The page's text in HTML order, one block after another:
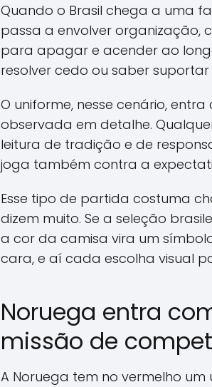
Quando o Brasil chega a uma
passa a envolver organização,
para apagar e acender ao
resolver cedo ou saber
O uniforme, nesse cenário,
observada em detalhe.
leitura de tradição e de
joga também contra a
Esse tipo de partida costuma
dizem muito. Se a seleção
a cor da camisa vira um
cara, e aí cada escolha visual
Noruega entra
missão de
A Noruega tem no vermelho